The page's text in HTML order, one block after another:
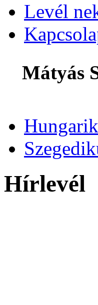
Levél
Mátyás
Hírlevél